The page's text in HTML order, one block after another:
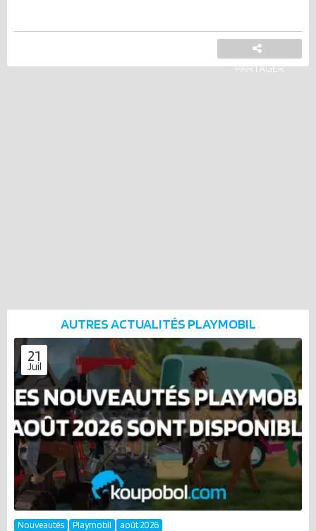
PARTAGER
AUTRES ACTUALITÉS PLAYMOBIL
21
Juil
Nouveautés Playmobil août 2026